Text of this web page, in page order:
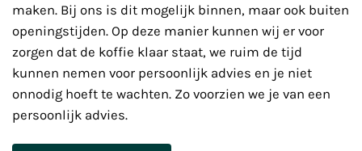
maken. Bij ons is dit mogelijk binnen, maar ook buiten
openingstijden. Op deze manier kunnen wij er voor
zorgen dat de koffie klaar staat, we ruim de tijd
kunnen nemen voor persoonlijk advies en je niet
onnodig hoeft te wachten. Zo voorzien we je van een
persoonlijk advies.